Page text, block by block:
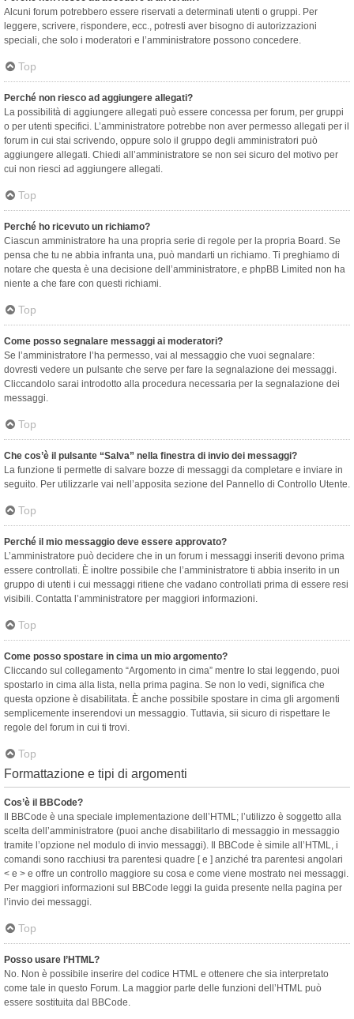
Alcuni forum potrebbero essere riservati a determinati utenti o gruppi. Per
leggere, scrivere, rispondere, ecc., potresti aver bisogno di autorizzazioni
speciali, che solo i moderatori e l’amministratore possono concedere.
Top
Perché non riesco ad aggiungere allegati?
La possibilità di aggiungere allegati può essere concessa per forum, per gruppi
o per utenti specifici. L’amministratore potrebbe non aver permesso allegati per il
forum in cui stai scrivendo, oppure solo il gruppo degli amministratori può
aggiungere allegati. Chiedi all’amministratore se non sei sicuro del motivo per
cui non riesci ad aggiungere allegati.
Top
Perché ho ricevuto un richiamo?
Ciascun amministratore ha una propria serie di regole per la propria Board. Se
pensa che tu ne abbia infranta una, può mandarti un richiamo. Ti preghiamo di
notare che questa è una decisione dell’amministratore, e phpBB Limited non ha
niente a che fare con questi richiami.
Top
Come posso segnalare messaggi ai moderatori?
Se l’amministratore l’ha permesso, vai al messaggio che vuoi segnalare:
dovresti vedere un pulsante che serve per fare la segnalazione dei messaggi.
Cliccandolo sarai introdotto alla procedura necessaria per la segnalazione dei
messaggi.
Top
Che cos’è il pulsante “Salva” nella finestra di invio dei messaggi?
La funzione ti permette di salvare bozze di messaggi da completare e inviare in
seguito. Per utilizzarle vai nell’apposita sezione del Pannello di Controllo Utente.
Top
Perché il mio messaggio deve essere approvato?
L’amministratore può decidere che in un forum i messaggi inseriti devono prima
essere controllati. È inoltre possibile che l’amministratore ti abbia inserito in un
gruppo di utenti i cui messaggi ritiene che vadano controllati prima di essere resi
visibili. Contatta l’amministratore per maggiori informazioni.
Top
Come posso spostare in cima un mio argomento?
Cliccando sul collegamento “Argomento in cima” mentre lo stai leggendo, puoi
spostarlo in cima alla lista, nella prima pagina. Se non lo vedi, significa che
questa opzione è disabilitata. È anche possibile spostare in cima gli argomenti
semplicemente inserendovi un messaggio. Tuttavia, sii sicuro di rispettare le
regole del forum in cui ti trovi.
Top
Formattazione e tipi di argomenti
Cos’è il BBCode?
Il BBCode è una speciale implementazione dell’HTML; l’utilizzo è soggetto alla
scelta dell’amministratore (puoi anche disabilitarlo di messaggio in messaggio
tramite l’opzione nel modulo di invio messaggi). Il BBCode è simile all’HTML, i
comandi sono racchiusi tra parentesi quadre [ e ] anziché tra parentesi angolari
< e > e offre un controllo maggiore su cosa e come viene mostrato nei messaggi.
Per maggiori informazioni sul BBCode leggi la guida presente nella pagina per
l’invio dei messaggi.
Top
Posso usare l’HTML?
No. Non è possibile inserire del codice HTML e ottenere che sia interpretato
come tale in questo Forum. La maggior parte delle funzioni dell’HTML può
essere sostituita dal BBCode.